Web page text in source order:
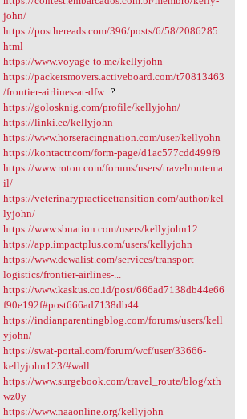
john/
https://posthereads.com/396/posts/6/58/2086285.
html
https://www.voyage-to.me/kellyjohn
https://packersmovers.activeboard.com/t70813463
/frontier-airlines-at-dfw...?
https://golosknig.com/profile/kellyjohn/
https://linki.ee/kellyjohn
https://www.horseracingnation.com/user/kellyohn
https://kontactr.com/form-page/d1ac577cdd499f9
https://www.roton.com/forums/users/travelroutema
il/
https://veterinarypracticetransition.com/author/kel
lyjohn/
https://www.sbnation.com/users/kellyjohn12
https://app.impactplus.com/users/kellyjohn
https://www.dewalist.com/services/transport-
logistics/frontier-airlines-...
https://www.kaskus.co.id/post/666ad7138db44e66
f90e192f#post666ad7138db44...
https://indianparentingblog.com/forums/users/kell
yjohn/
https://swat-portal.com/forum/wcf/user/33666-
kellyjohn123/#wall
https://www.surgebook.com/travel_route/blog/xth
wz0y
https://www.naaonline.org/kellyjohn